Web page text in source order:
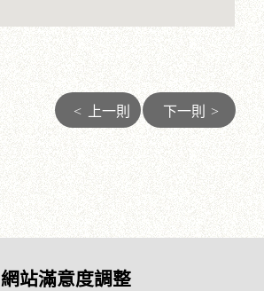
< 上一則 下一則 >
網站滿意度調整